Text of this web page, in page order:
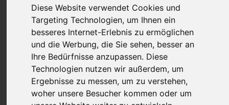
Diese Website verwendet Cookies und
Targeting Technologien, um Ihnen ein
besseres Internet-Erlebnis zu ermöglichen
und die Werbung, die Sie sehen, besser an
Ihre Bedürfnisse anzupassen. Diese
Technologien nutzen wir außerdem, um
Ergebnisse zu messen, um zu verstehen,
woher unsere Besucher kommen oder um
Rund um Ernährung und Körperübungen -
also Asanas - dreht sich das erste Kapitel
der Hatha-Yoga Pradipika von Svatmarama
„Prathamo Padeshah“.